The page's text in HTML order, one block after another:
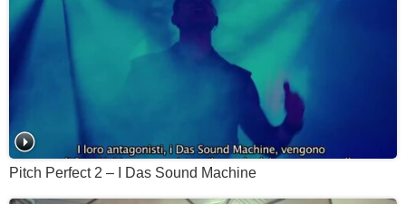
Pitch Perfect 2 – I Das Sound Machine